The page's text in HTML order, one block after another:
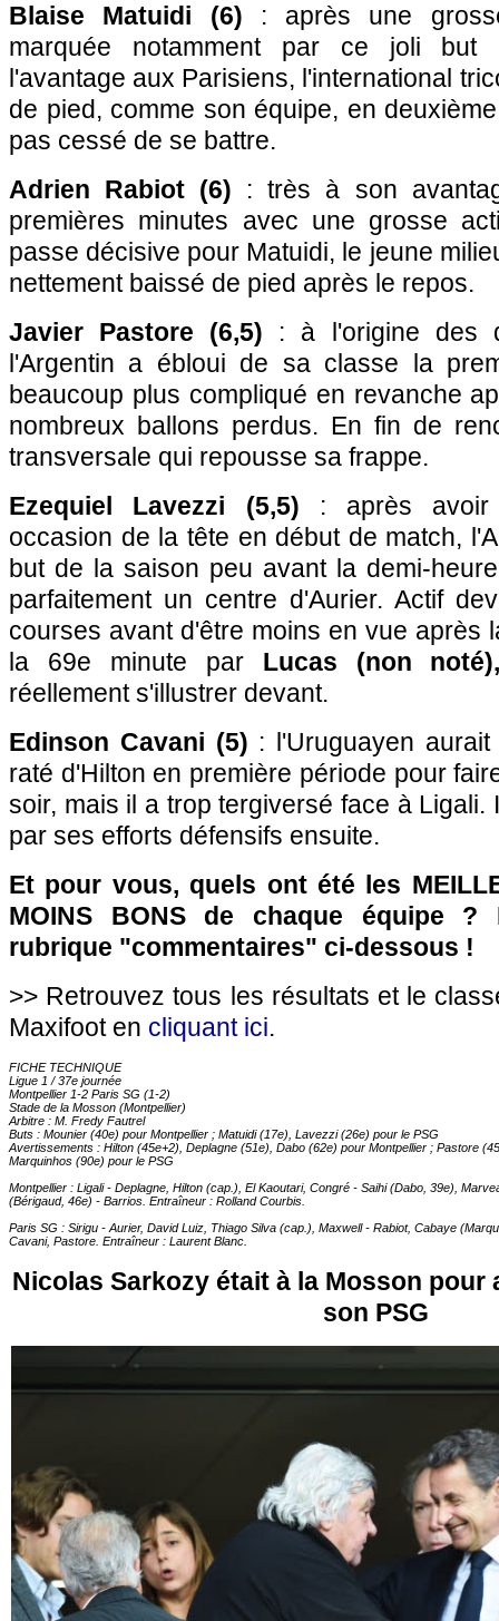
Blaise Matuidi (6) : après une
marquée notamment par ce joli but
l'avantage aux Parisiens, l'international
de pied, comme son équipe, en
pas cessé de se battre.
Adrien Rabiot (6) : très à son
premières minutes avec une grosse
passe décisive pour Matuidi, le jeune
nettement baissé de pied après le repos.
Javier Pastore (6,5) : à l'origine des
l'Argentin a ébloui de sa classe la
beaucoup plus compliqué en revanche
nombreux ballons perdus. En fin de
transversale qui repousse sa frappe.
Ezequiel Lavezzi (5,5) : après avoir
occasion de la tête en début de match,
but de la saison peu avant la demi-
parfaitement un centre d'Aurier. Actif
courses avant d'être moins en vue après
la 69e minute par Lucas (non
réellement s'illustrer devant.
Edinson Cavani (5) : l'Uruguayen
raté d'Hilton en première période pour
soir, mais il a trop tergiversé face à Ligali.
par ses efforts défensifs ensuite.
Et pour vous, quels ont été les
MOINS BONS de chaque équipe ?
rubrique "commentaires" ci-dessous !
>> Retrouvez tous les résultats et le
Maxifoot en cliquant ici.
FICHE TECHNIQUE
Ligue 1 / 37e journée
Montpellier 1-2 Paris SG (1-2)
Stade de la Mosson (Montpellier)
Arbitre : M. Fredy Fautrel
Buts : Mounier (40e) pour Montpellier ; Matuidi (17e), Lavezzi (26e) pour le PSG
Avertissements : Hilton (45e+2), Deplagne (51e), Dabo (62e) pour Montpellier ; Pastore
Marquinhos (90e) pour le PSG
Montpellier : Ligali - Deplagne, Hilton (cap.), El Kaoutari, Congré - Saihi (Dabo, 39e),
(Bérigaud, 46e) - Barrios. Entraîneur : Rolland Courbis.
Paris SG : Sirigu - Aurier, David Luiz, Thiago Silva (cap.), Maxwell - Rabiot, Cabaye
Cavani, Pastore. Entraîneur : Laurent Blanc.
Nicolas Sarkozy était à la Mosson pour
son PSG